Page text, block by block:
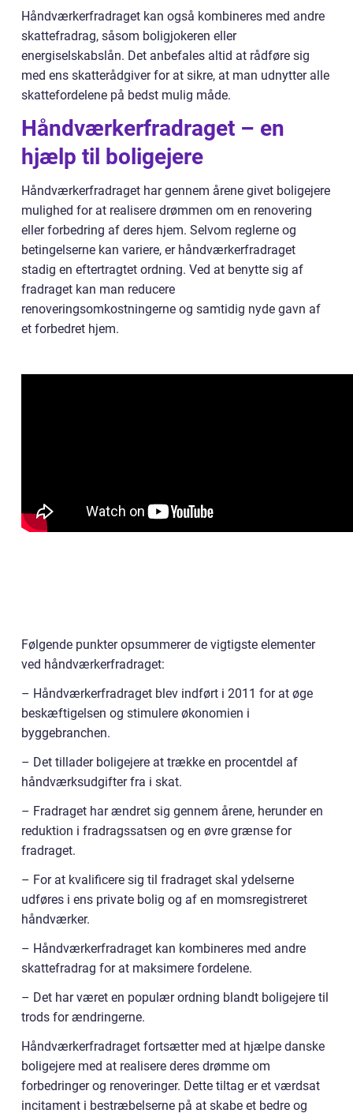
Håndværkerfradraget kan også kombineres med andre
skattefradrag, såsom boligjokeren eller
energiselskabslån. Det anbefales altid at rådføre sig
med ens skatterådgiver for at sikre, at man udnytter alle
skattefordelene på bedst mulig måde.
Håndværkerfradraget – en
hjælp til boligejere
Håndværkerfradraget har gennem årene givet boligejere
mulighed for at realisere drømmen om en renovering
eller forbedring af deres hjem. Selvom reglerne og
betingelserne kan variere, er håndværkerfradraget
stadig en eftertragtet ordning. Ved at benytte sig af
fradraget kan man reducere
renoveringsomkostningerne og samtidig nyde gavn af
et forbedret hjem.
Følgende punkter opsummerer de vigtigste elementer
ved håndværkerfradraget:
– Håndværkerfradraget blev indført i 2011 for at øge
beskæftigelsen og stimulere økonomien i
byggebranchen.
– Det tillader boligejere at trække en procentdel af
håndværksudgifter fra i skat.
– Fradraget har ændret sig gennem årene, herunder en
reduktion i fradragssatsen og en øvre grænse for
fradraget.
– For at kvalificere sig til fradraget skal ydelserne
udføres i ens private bolig og af en momsregistreret
håndværker.
– Håndværkerfradraget kan kombineres med andre
skattefradrag for at maksimere fordelene.
– Det har været en populær ordning blandt boligejere til
trods for ændringerne.
Håndværkerfradraget fortsætter med at hjælpe danske
boligejere med at realisere deres drømme om
forbedringer og renoveringer. Dette tiltag er et værdsat
incitament i bestræbelserne på at skabe et bedre og